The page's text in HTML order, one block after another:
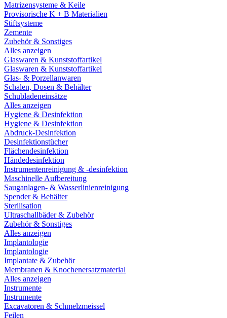
Matrizensysteme & Keile
Provisorische K + B Materialien
Stiftsysteme
Zemente
Zubehör & Sonstiges
Alles anzeigen
Glaswaren & Kunststoffartikel
Glaswaren & Kunststoffartikel
Glas- & Porzellanwaren
Schalen, Dosen & Behälter
Schubladeneinsätze
Alles anzeigen
Hygiene & Desinfektion
Hygiene & Desinfektion
Abdruck-Desinfektion
Desinfektionstücher
Flächendesinfektion
Händedesinfektion
Instrumentenreinigung & -desinfektion
Maschinelle Aufbereitung
Sauganlagen- & Wasserlinienreinigung
Spender & Behälter
Sterilisation
Ultraschallbäder & Zubehör
Zubehör & Sonstiges
Alles anzeigen
Implantologie
Implantologie
Implantate & Zubehör
Membranen & Knochenersatzmaterial
Alles anzeigen
Instrumente
Instrumente
Excavatoren & Schmelzmeissel
Feilen